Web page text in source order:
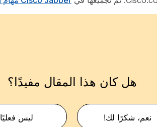
هل كان هذا المقال مفيدًا؟
نعم، شكرًا لك! ليس فعليًا